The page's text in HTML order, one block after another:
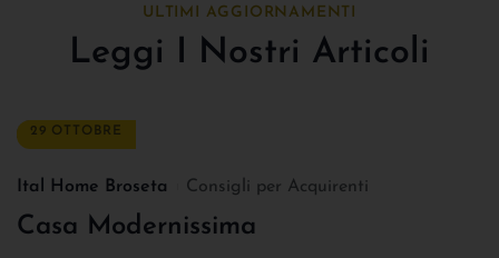
ULTIMI AGGIORNAMENTI
Leggi I Nostri Articoli
29 OTTOBRE
Ital Home Broseta Consigli per Acquirenti
Casa Modernissima